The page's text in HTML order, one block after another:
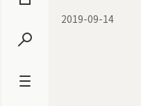
2019-09-14